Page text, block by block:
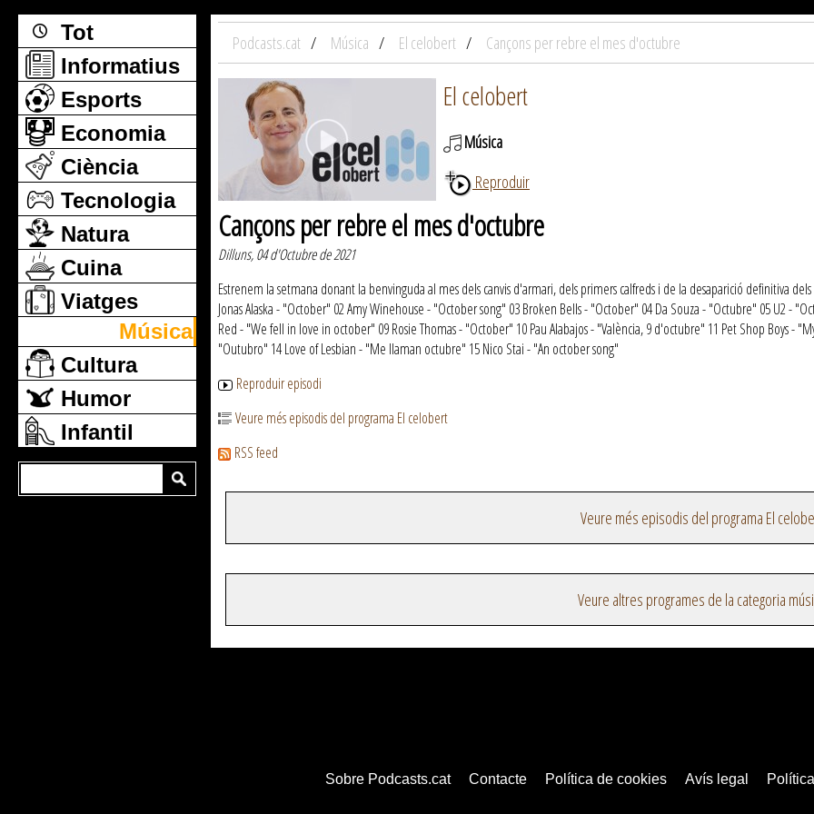
Tot
Informatius
Esports
Economia
Ciència
Tecnologia
Natura
Cuina
Viatges
Música
Cultura
Humor
Infantil
Podcasts.cat Música El celobert Cançons per rebre el mes d'octubre
El celobert
Música
Reproduir
Cançons per rebre el mes d'octubre
Dilluns, 04 d'Octubre de 2021
Estrenem la setmana donant la benvinguda al mes dels canvis d'armari, dels primers calfreds i de la desaparició definitiva
Jonas Alaska - "October" 02 Amy Winehouse - "October song" 03 Broken Bells - "October" 04 Da Souza - "Octubre" 05 U2 -
Red - "We fell in love in october" 09 Rosie Thomas - "October" 10 Pau Alabajos - "València, 9 d'octubre" 11 Pet Shop Boys -
"Outubro" 14 Love of Lesbian - "Me llaman octubre" 15 Nico Stai - "An october song"
Reproduir episodi
Veure més episodis del programa El celobert
RSS feed
Veure més episodis del programa El
Veure altres programes de la categoria
Sobre Podcasts.cat Contacte Política de cookies Avís legal